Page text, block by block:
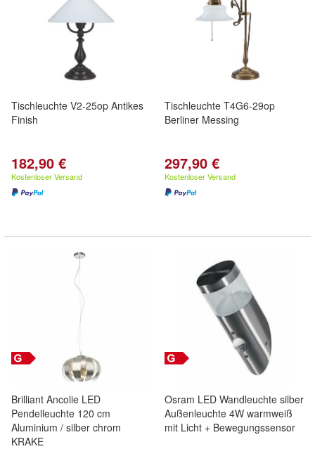
Tischleuchte V2-25op Antikes
Finish
182,90 €
Kostenloser Versand
Tischleuchte T4G6-29op
Berliner Messing
297,90 €
Kostenloser Versand
Brilliant Ancolie LED
Pendelleuchte 120 cm
Aluminium / silber chrom
KRAKE
Osram LED Wandleuchte silber
Außenleuchte 4W warmweiß
mit Licht + Bewegungssensor